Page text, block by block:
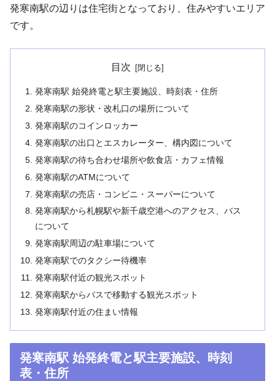
発寒南駅の辺りは住宅街となっており、住みやすいエリア
です。
目次
発寒南駅 始発終電と駅主要施設、時刻表・住所
発寒南駅の形状・改札口の場所について
発寒南駅のコインロッカー
発寒南駅の出口とエスカレーター、構内図について
発寒南駅の待ち合わせ場所や飲食店・カフェ情報
発寒南駅のATMについて
発寒南駅の売店・コンビニ・スーパーについて
発寒南駅から札幌駅や新千歳空港へのアクセス、バス
について
発寒南駅周辺の駐車場について
発寒南駅でのタクシー待機率
発寒南駅付近の観光スポット
発寒南駅からバスで移動する観光スポット
発寒南駅付近の住まい情報
発寒南駅 始発終電と駅主要施設、時刻
表・住所